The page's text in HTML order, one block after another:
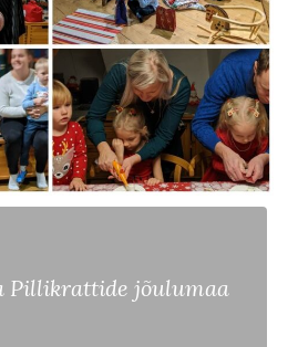
Pillikrattide jõulumaa